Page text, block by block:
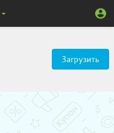
Загрузить